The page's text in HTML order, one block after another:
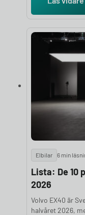
lastutrymme
presenterar vi
Elbilar 6 min
Lista: De 10
2026
Volvo EX40 är
halvåret 2026,